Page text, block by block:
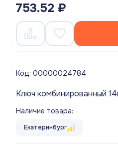
753.52 ₽
Код: 00000024784
Ключ комбинированный
Наличие товара:
Екатеринбург